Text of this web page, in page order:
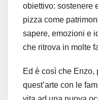
obiettivo: sostenere
pizza come
sapere, emozioni e
che ritrova in molte
Ed è così che Enzo,
quest’arte con le